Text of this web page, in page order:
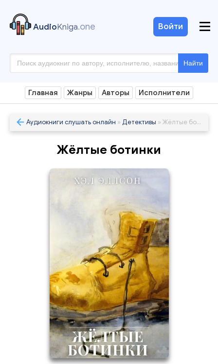
AudioKniga.one
Найти
Войти
Главная Жанры Авторы Исполнители
Аудиокниги слушать онлайн » Детективы » Жёлтые ботинки
Жёлтые ботинки